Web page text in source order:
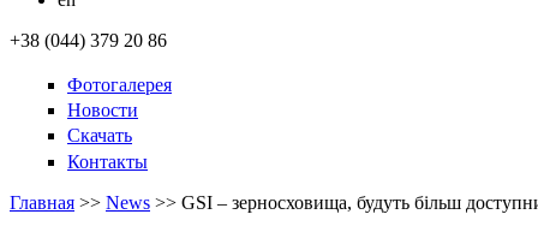
+38 (044) 379 20 86
Фотогалерея
Новости
Скачать
Контакты
Главная >> News >> GSI – зерносховища, будуть більш